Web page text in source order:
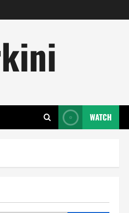
WATCH